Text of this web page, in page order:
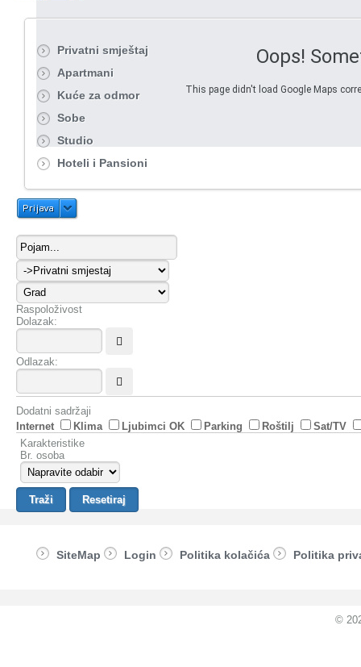
Oops!
This page didn't load Google Maps
Privatni smještaj
Apartmani
Kuće za odmor
Sobe
Studio
Hoteli i Pansioni
Prijava
Raspoloživost
Dolazak:
Odlazak:
Dodatni sadržaji
Internet
Klima Ljubimci OK Parking Roštilj
Sat/TV
Karakteristike
Br. osoba
SiteMap Login Politika kolačića Politika
©